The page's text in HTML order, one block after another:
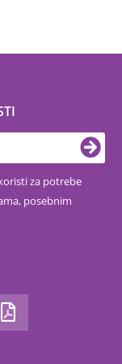
za potrebe
posebnim